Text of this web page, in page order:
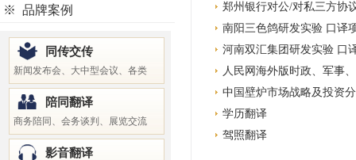
※ 品牌案例
同传交传
新闻发布会、大中型会议、各类
陪同翻译
商务陪同、会务谈判、展览交流
影音翻译
郑州银行对公/对私三方协
南阳三色鸽研发实验 口译
河南双汇集团研发实验 口
人民网海外版时政、军事
中国壁炉市场战略及投资
学历翻译
驾照翻译